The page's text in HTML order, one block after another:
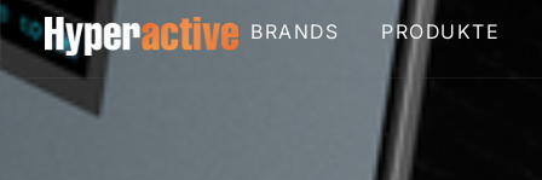
BRANDS PRODUKTE